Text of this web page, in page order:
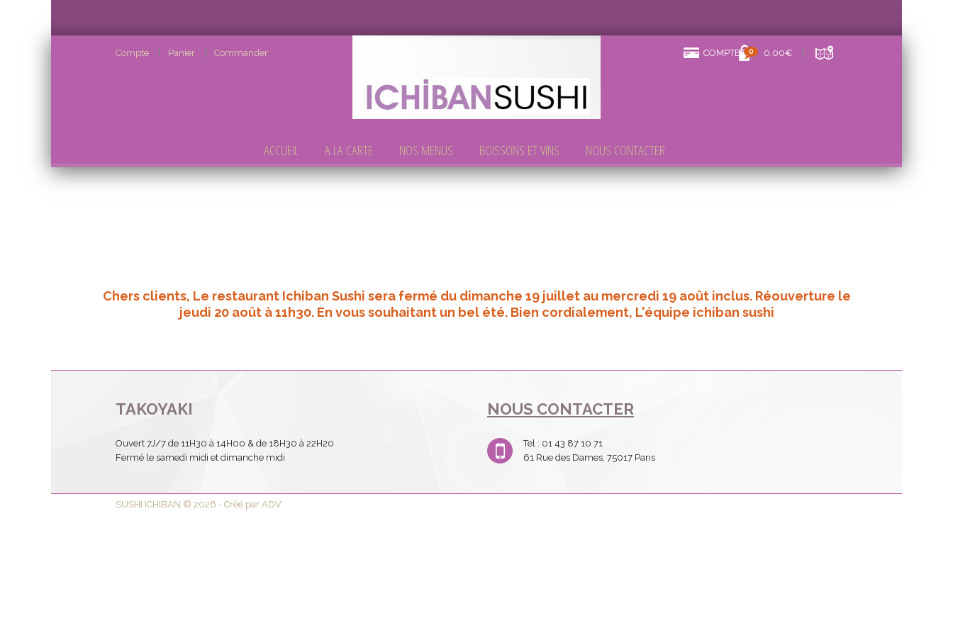
Compte Panier Commander COMPTE 0 0,00€
ACCUEIL A LA CARTE NOS MENUS BOISSONS ET VINS NOUS CONTACTER
Chers clients, Le restaurant Ichiban Sushi sera fermé du dimanche 19 juillet au mercredi 19 août inclus. Réouverture le
jeudi 20 août à 11h30. En vous souhaitant un bel été. Bien cordialement, L'équipe ichiban sushi
TAKOYAKI
Ouvert 7J/7 de 11H30 à 14H00 & de 18H30 à 22H20
Fermé le samedi midi et dimanche midi
NOUS CONTACTER
Tel : 01 43 87 10 71
61 Rue des Dames, 75017 Paris
SUSHI ICHIBAN © 2026 - Créé par ADV